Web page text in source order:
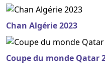
Chan Algérie 2023
Coupe du monde Qatar